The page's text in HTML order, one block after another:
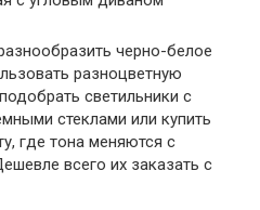
черно-белое
разноцветную
светильники с
стеклами или купить
где тона меняются с
всего их заказать с